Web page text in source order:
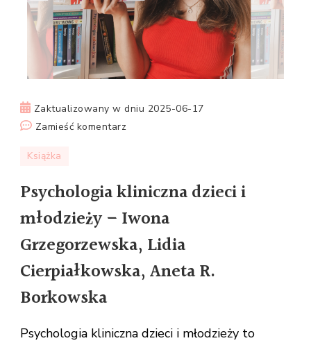
Zaktualizowany w dniu 2025-06-17
Zamieść komentarzwe
dzieci
i
młodzieży
–
Iwona
Książka
Psychologia kliniczna dzieci i
młodzieży – Iwona
Grzegorzewska, Lidia
Cierpiałkowska, Aneta R.
Borkowska
Psychologia kliniczna dzieci i młodzieży to